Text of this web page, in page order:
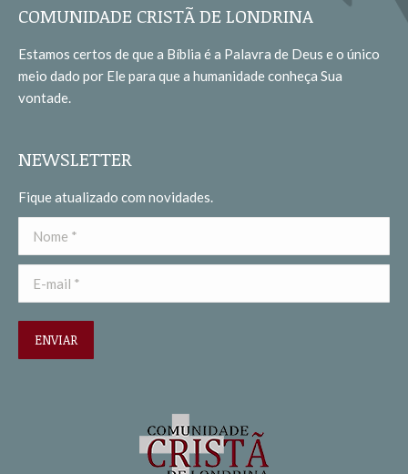
opens
new
window
opens
new
window
COMUNIDADE CRISTÃ DE LONDRINA
Estamos certos de que a Bíblia é a Palavra de Deus e o único
meio dado por Ele para que a humanidade conheça Sua
vontade.
NEWSLETTER
Fique atualizado com novidades.
Nome *
E-mail *
ENVIAR